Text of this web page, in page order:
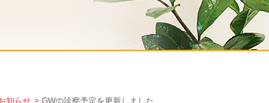
知らせ GWの診察予定を更新しました